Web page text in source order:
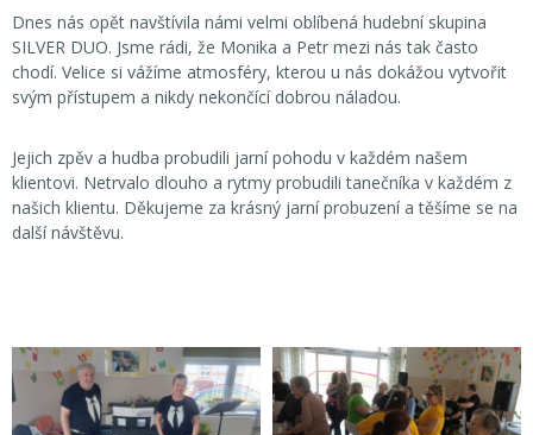
Dnes nás opět navštívila námi velmi oblíbená hudební skupina
SILVER DUO. Jsme rádi, že Monika a Petr mezi nás tak často
chodí. Velice si vážíme atmosféry, kterou u nás dokážou vytvořit
svým přístupem a nikdy nekončící dobrou náladou.
Jejich zpěv a hudba probudili jarní pohodu v každém našem
klientovi. Netrvalo dlouho a rytmy probudili tanečníka v každém z
našich klientu. Děkujeme za krásný jarní probuzení a těšíme se na
další návštěvu.